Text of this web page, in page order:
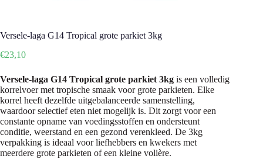
Versele-laga G14 Tropical grote parkiet 3kg
€23,10
Versele-laga G14 Tropical grote parkiet 3kg is een volledig
korrelvoer met tropische smaak voor grote parkieten. Elke
korrel heeft dezelfde uitgebalanceerde samenstelling,
waardoor selectief eten niet mogelijk is. Dit zorgt voor een
constante opname van voedingsstoffen en ondersteunt
conditie, weerstand en een gezond verenkleed. De 3kg
verpakking is ideaal voor liefhebbers en kwekers met
meerdere grote parkieten of een kleine volière.